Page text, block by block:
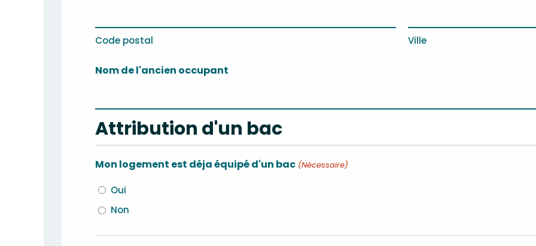
Code postal Ville
Nom de l'ancien occupant
Attribution d'un bac
Mon logement est déja équipé d'un bac (Nécessaire)
Oui
Non